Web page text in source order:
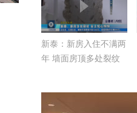
新泰：新房入住不满两
年 墙面房顶多处裂纹